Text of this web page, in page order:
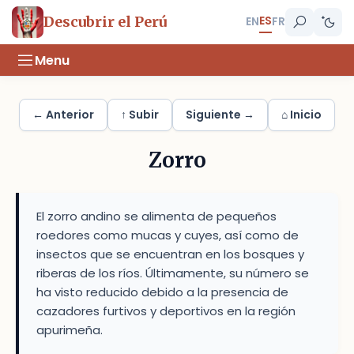
Descubrir el Perú ENESFR
Menu
← Anterior ↑ Subir Siguiente → ⌂ Inicio
Zorro
El zorro andino se alimenta de pequeños
roedores como mucas y cuyes, así como de
insectos que se encuentran en los bosques y
riberas de los ríos. Últimamente, su número se
ha visto reducido debido a la presencia de
cazadores furtivos y deportivos en la región
apurimeña.